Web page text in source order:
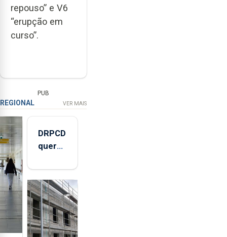
repouso” e V6
“erupção em
curso”.
PUB
REGIONAL VER MAIS
DRPCD
quer
horário
de
venda
de
álcool
na